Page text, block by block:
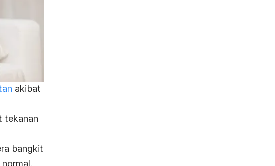
akibat
tekanan
bangkit